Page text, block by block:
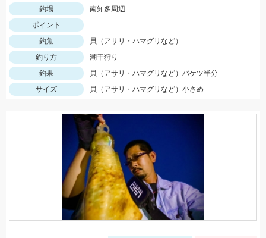
釣場
南知多周辺
ポイント
釣魚
貝（アサリ・ハマグリなど）
釣り方
潮干狩り
釣果
貝（アサリ・ハマグリなど）バケツ半分
サイズ
貝（アサリ・ハマグリなど）小さめ